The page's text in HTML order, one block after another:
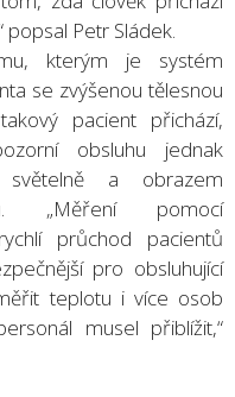
Petr Sládek.
kterým je systém
se zvýšenou tělesnou
pacient přichází,
obsluhu jednak
a obrazem
„Měření pomocí
průchod pacientů
pro obsluhující
teplotu i více osob
musel přiblížit,“